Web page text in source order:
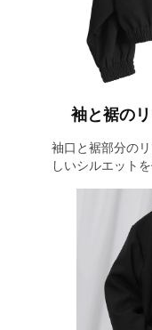
袖と裾の
袖口と裾部分の
しいシルエット